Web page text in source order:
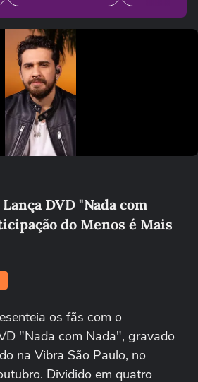
reproduzir o vídeo
novamente
DVD "Nada com
do Menos é Mais
os fãs com o
"Nada com Nada", gravado
na Vibra São Paulo, no
Dividido em quatro